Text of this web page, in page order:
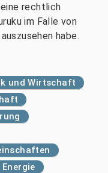
rechtlich
im Falle von
habe.
und Wirtschaft
Energie